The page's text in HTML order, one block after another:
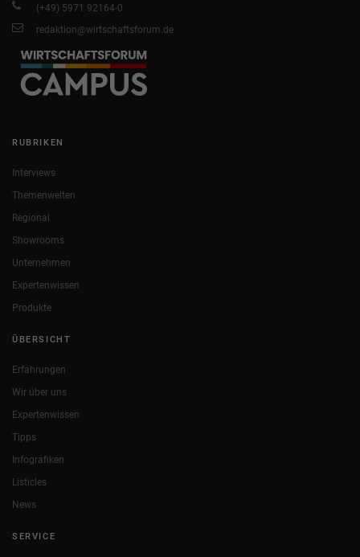
(+49) 5971 92164-0
redaktion@wirtschaftsforum.de
RUBRIKEN
Interviews
Themenwelten
Regional
Showrooms
Unternehmen
Expertenwissen
Produkte
ÜBERSICHT
Erfahrungen
Wir über uns
Expertenwissen
Tipps
Infografiken
Listicles
News
SERVICE